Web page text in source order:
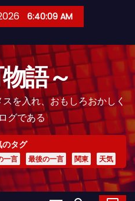
6:40:10 AM
語～
を入れ、おもしろおかしく
グである
のタグ
一言 最後の一言 関東 天気